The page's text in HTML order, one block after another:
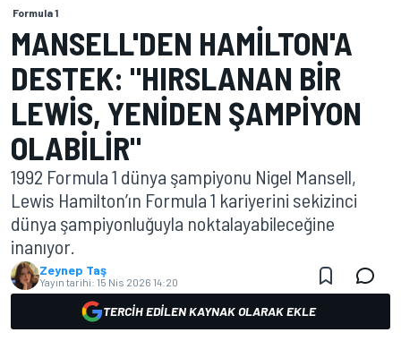
Formula 1
MANSELL'DEN HAMILTON'A
DESTEK: "HIRSLANAN BIR
LEWIS, YENIDEN ŞAMPIYON
OLABILIR"
1992 Formula 1 dünya şampiyonu Nigel Mansell,
Lewis Hamilton’ın Formula 1 kariyerini sekizinci
dünya şampiyonluğuyla noktalayabileceğine
inanıyor.
Zeynep Taş
Yayın tarihi: 15 Nis 2026 14:20
TERCIH EDILEN KAYNAK OLARAK EKLE